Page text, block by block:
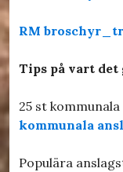
RM
Tips på vart det
25 st
kommunala
Populära